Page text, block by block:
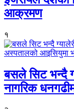
आक्रमण
१
बसले सिट भन्दै
नागरिक